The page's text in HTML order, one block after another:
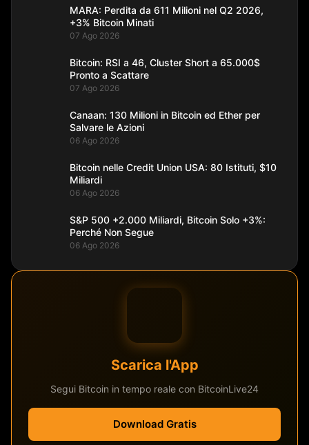
MARA: Perdita da 611 Milioni nel Q2 2026,
+3% Bitcoin Minati
07 Ago 2026
Bitcoin: RSI a 46, Cluster Short a 65.000$
Pronto a Scattare
07 Ago 2026
Canaan: 130 Milioni in Bitcoin ed Ether per
Salvare le Azioni
06 Ago 2026
Bitcoin nelle Credit Union USA: 80 Istituti, $10
Miliardi
06 Ago 2026
S&P 500 +2.000 Miliardi, Bitcoin Solo +3%:
Perché Non Segue
06 Ago 2026
Scarica l'App
Segui Bitcoin in tempo reale con BitcoinLive24
Download Gratis